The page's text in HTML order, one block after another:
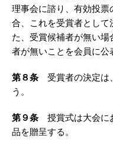
理事会に諮り、有効投
合、これを受賞者として
た、受賞候補者が無い
者が無いことを会員に公
第８条 受賞者の決定は
う。
第９条 授賞式は大会に
品を贈呈する。